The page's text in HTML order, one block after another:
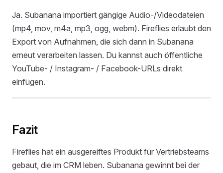
Ja. Subanana importiert gängige Audio-/Videodateien
(mp4, mov, m4a, mp3, ogg, webm). Fireflies erlaubt den
Export von Aufnahmen, die sich dann in Subanana
erneut verarbeiten lassen. Du kannst auch öffentliche
YouTube- / Instagram- / Facebook-URLs direkt
einfügen.
Fazit
Fireflies hat ein ausgereiftes Produkt für Vertriebsteams
gebaut, die im CRM leben. Subanana gewinnt bei der